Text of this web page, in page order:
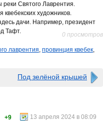
Святого Лаврентия.
квебекских художников.
дачи. Например, президент
Тафт.
0 просмотров
лаврентия, провинция квебек,
Под зелёной крышей
13 апреля 2024 в 08:09
+9